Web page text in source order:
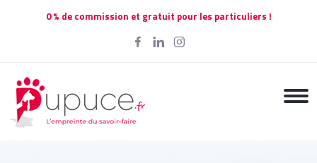
0 % de commission et gratuit pour les particuliers !